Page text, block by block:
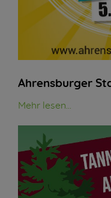
Ahrensburger
Mehr lesen...